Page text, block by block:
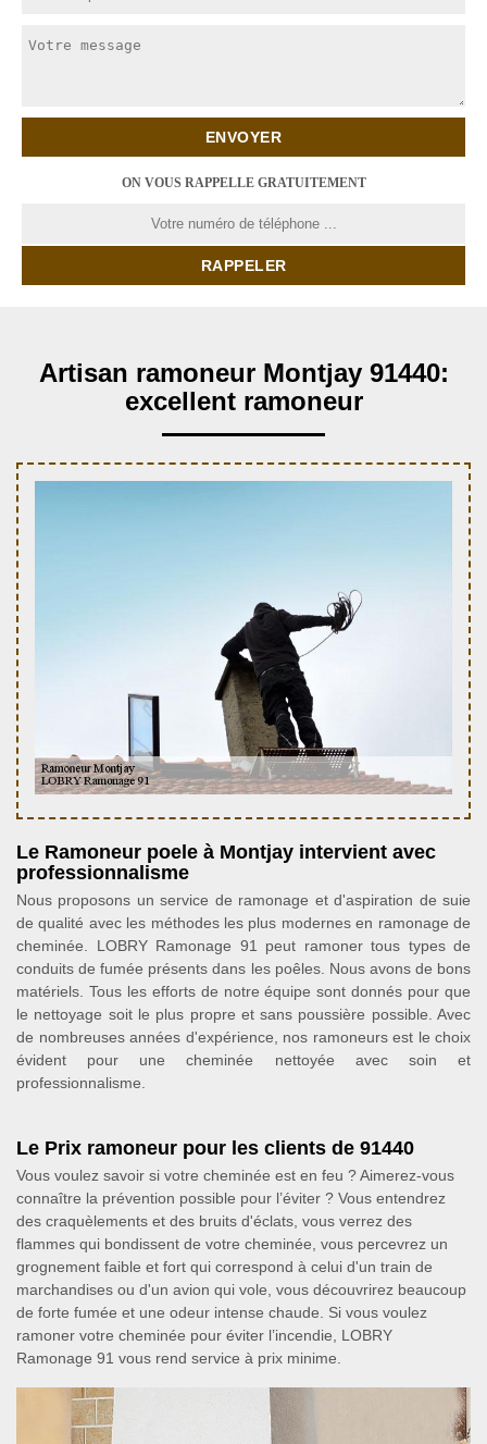
ON VOUS RAPPELLE GRATUITEMENT
Artisan ramoneur Montjay 91440:
excellent ramoneur
Le Ramoneur poele à Montjay intervient avec
professionnalisme
Nous proposons un service de ramonage et d'aspiration de suie
de qualité avec les méthodes les plus modernes en ramonage de
cheminée. LOBRY Ramonage 91 peut ramoner tous types de
conduits de fumée présents dans les poêles. Nous avons de bons
matériels. Tous les efforts de notre équipe sont donnés pour que
le nettoyage soit le plus propre et sans poussière possible. Avec
de nombreuses années d'expérience, nos ramoneurs est le choix
évident pour une cheminée nettoyée avec soin et
professionnalisme.
Le Prix ramoneur pour les clients de 91440
Vous voulez savoir si votre cheminée est en feu ? Aimerez-vous
connaître la prévention possible pour l’éviter ? Vous entendrez
des craquèlements et des bruits d'éclats, vous verrez des
flammes qui bondissent de votre cheminée, vous percevrez un
grognement faible et fort qui correspond à celui d'un train de
marchandises ou d'un avion qui vole, vous découvrirez beaucoup
de forte fumée et une odeur intense chaude. Si vous voulez
ramoner votre cheminée pour éviter l’incendie, LOBRY
Ramonage 91 vous rend service à prix minime.